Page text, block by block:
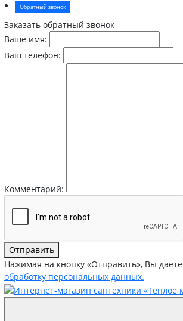
Обратный звонок
Заказать обратный звонок
Ваше имя:
Ваш телефон:
Комментарий:
Отправить
Нажимая на кнопку «Отправить», Вы даете
обработку персональных данных.